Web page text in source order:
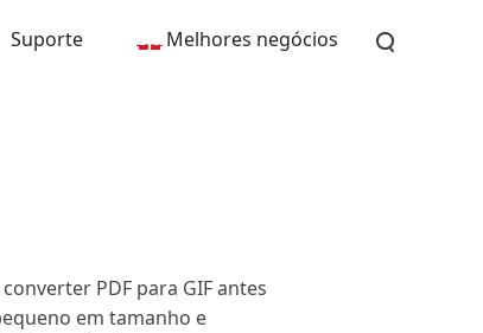
Suporte Melhores negócios
PDF para GIF antes
em tamanho e